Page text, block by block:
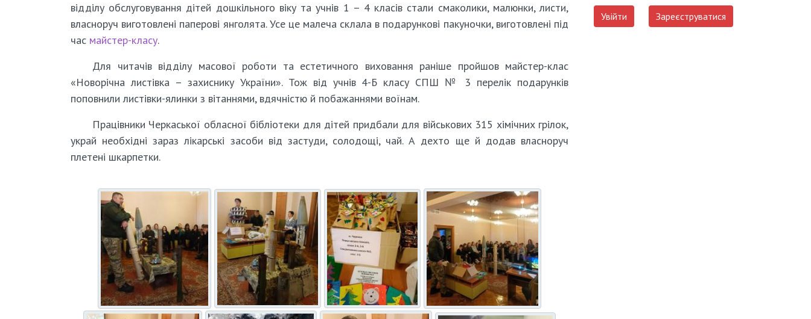
відділу обслуговування дітей дошкільного віку та учнів 1 – 4 класів стали смаколики, малюнки, листи,
власноруч виготовлені паперові янголята. Усе це малеча склала в подарункові пакуночки, виготовлені під
час майстер-класу.
Для читачів відділу масової роботи та естетичного виховання раніше пройшов майстер-клас
«Новорічна листівка – захиснику України». Тож від учнів 4-Б класу СПШ № 3 перелік подарунків
поповнили листівки-ялинки з вітаннями, вдячністю й побажаннями воїнам.
Працівники Черкаської обласної бібліотеки для дітей придбали для військових 315 хімічних грілок,
украй необхідні зараз лікарські засоби від застуди, солодощі, чай. А дехто ще й додав власноруч
плетені шкарпетки.
Увійти Зареєструватися